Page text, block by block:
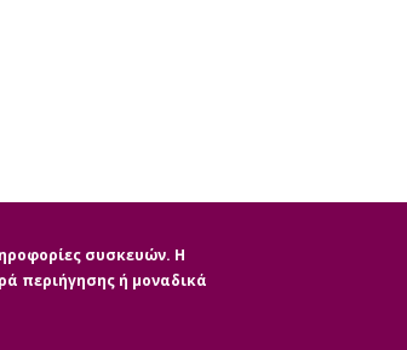
συσκευών. Η
περιήγησης ή μοναδικά